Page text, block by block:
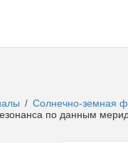
/ Солнечно-земная
по данным